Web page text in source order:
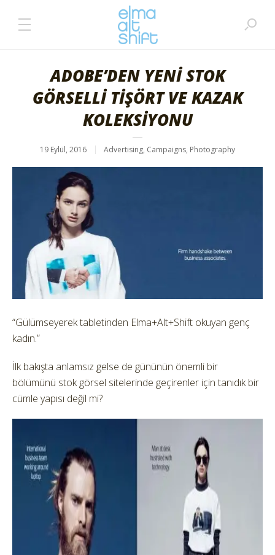
ADOBE’DEN YENİ STOK
GÖRSELLİ TİŞÖRT VE KAZAK
KOLEKSİYONU
19 Eylül, 2016 Advertising, Campaigns, Photography
“Gülümseyerek tabletinden Elma+Alt+Shift okuyan genç
kadın.”
İlk bakışta anlamsız gelse de gününün önemli bir
bölümünü stok görsel sitelerinde geçirenler için tanıdık bir
cümle yapısı değil mi?